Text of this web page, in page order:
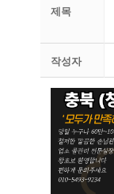
제목
작성자